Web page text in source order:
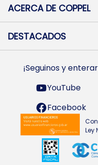
Baja contratos
Defensa al consumidor
ACERCA DE COPPEL
Trabajá con Nosotros
Preguntas Frecuentes
DESTACADOS
Smarts TVs y accesorios
Electrodomésticos
Heladeras y freezers
¡Seguinos y
YouTube
Facebook
Ley